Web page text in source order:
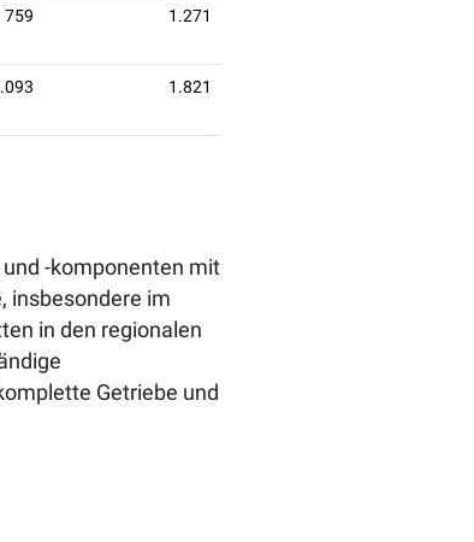
759 1.271
1.821
-komponenten mit
insbesondere im
in den regionalen
Getriebe und